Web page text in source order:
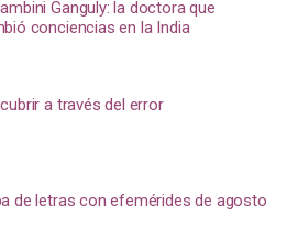
Ganguly: la doctora que
conciencias en la India
a través del error
de letras con efemérides de agosto